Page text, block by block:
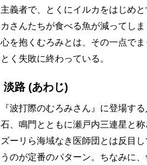
主義者で、とくにイルカをはじめ
カさんたちが食べる魚が減ってし
心を抱くむろみとは、その一点で
とく失敗に終わっている。
淡路(あわじ)
『波打際のむろみさん』に登場す
石、鳴門とともに瀬戸内三連星と
ズーリら海域なき医師団とは反目
うのが定番のパターン。ちなみに